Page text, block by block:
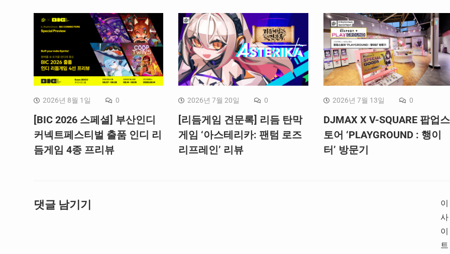
2026년 8월 1일 0
[BIC 2026 스페셜] 부산인디
커넥트페스티벌 출품 인디 리
듬게임 4종 프리뷰
2026년 7월 20일 0
[리듬게임 견문록] 리듬 탄막
게임 ‘아스테리카: 팬텀 로즈
리프레인’ 리뷰
2026년 7월 13일 0
DJMAX X V-SQUARE 팝업스
토어 ‘PLAYGROUND : 행이
터’ 방문기
댓글 남기기
이
사
이
트